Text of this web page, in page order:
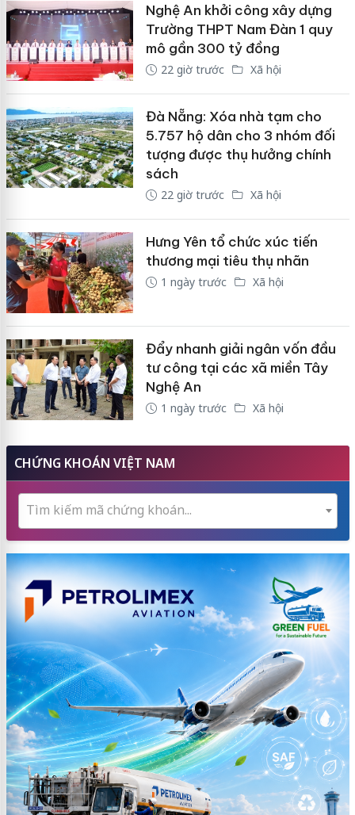
Nghệ An khởi công xây dựng
Trường THPT Nam Đàn 1 quy
mô gần 300 tỷ đồng
22 giờ trước Xã hội
Đà Nẵng: Xóa nhà tạm cho
5.757 hộ dân cho 3 nhóm đối
tượng được thụ hưởng chính
sách
22 giờ trước Xã hội
Hưng Yên tổ chức xúc tiến
thương mại tiêu thụ nhãn
1 ngày trước Xã hội
Đẩy nhanh giải ngân vốn đầu
tư công tại các xã miền Tây
Nghệ An
1 ngày trước Xã hội
CHỨNG KHOÁN VIỆT NAM
Tìm kiếm mã chứng khoán...